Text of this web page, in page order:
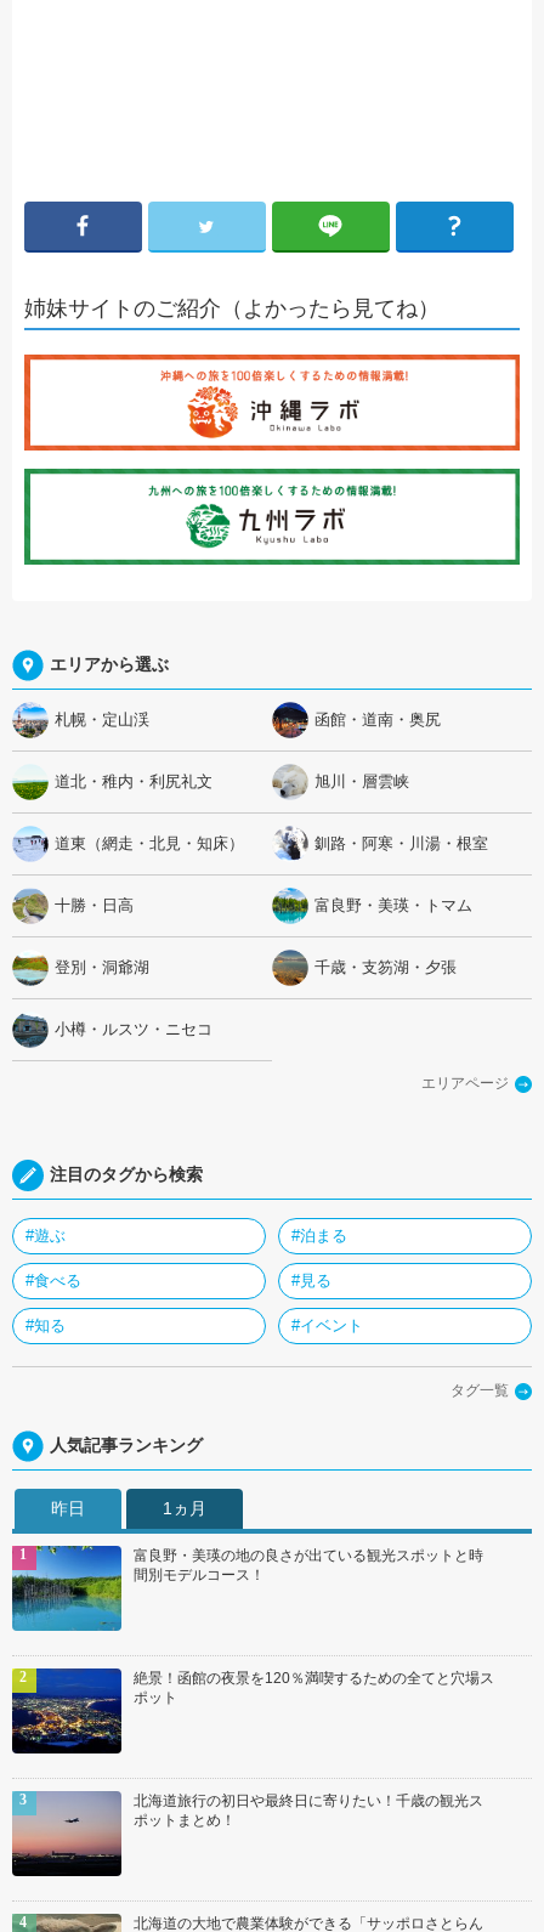
姉妹サイトのご紹介（よかったら見てね）
エリアから選ぶ
札幌・定山渓 函館・道南・奥尻
道北・稚内・利尻礼文 旭川・層雲峡
道東（網走・北見・知床） 釧路・阿寒・川湯・根室
十勝・日高 富良野・美瑛・トマム
登別・洞爺湖 千歳・支笏湖・夕張
小樽・ルスツ・ニセコ
エリアページ
注目のタグから検索
#遊ぶ #泊まる
#食べる #見る
#知る #イベント
タグ一覧
人気記事ランキング
昨日 1ヵ月
富良野・美瑛の地の良さが出ている観光スポットと時
間別モデルコース！
絶景！函館の夜景を120％満喫するための全てと穴場ス
ポット
北海道旅行の初日や最終日に寄りたい！千歳の観光ス
ポットまとめ！
北海道の大地で農業体験ができる「サッポロさとらん